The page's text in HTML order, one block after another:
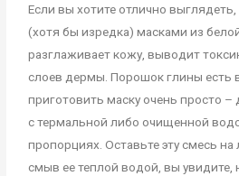
Если вы хотите отлично выглядеть,
(хотя бы изредка) масками из
разглаживает кожу, выводит
слоев дермы. Порошок глины есть
приготовить маску очень просто –
с термальной либо очищенной
пропорциях. Оставьте эту смесь на
смыв ее теплой водой, вы увидите,